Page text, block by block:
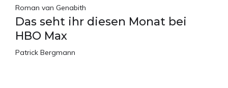
Roman van Genabith
Das seht ihr diesen Monat bei
HBO Max
Patrick Bergmann